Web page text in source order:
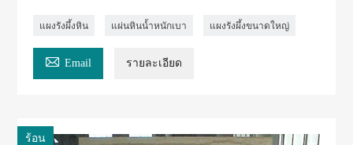
แผงรังผึ้งหิน แผ่นหินน้ำหนักเบา แผงรังผึ้งขนาดใหญ่
 Email รายละเอียด
ร้อน